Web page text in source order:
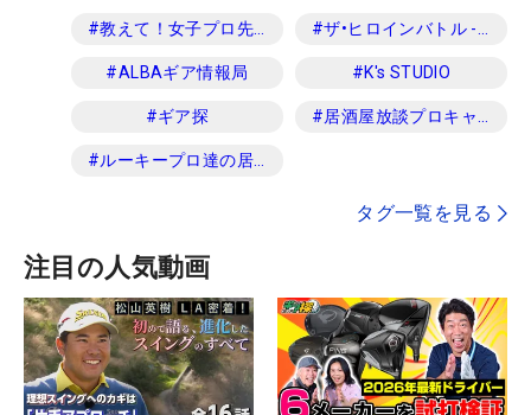
注目の人気動画
#教えて！女子プロ先生 #ザ•ヒロインバトル -NEXT BACK 9-
#ALBAギア情報局 #K's STUDIO
#ギア探 #居酒屋放談プロキャディ編
#ルーキープロ達の居酒屋放談
タグ一覧を見る